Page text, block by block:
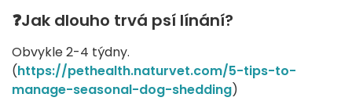
❓Jak dlouho trvá psí línání?
Obvykle 2-4 týdny.
(https://pethealth.naturvet.com/5-tips-to-
manage-seasonal-dog-shedding)